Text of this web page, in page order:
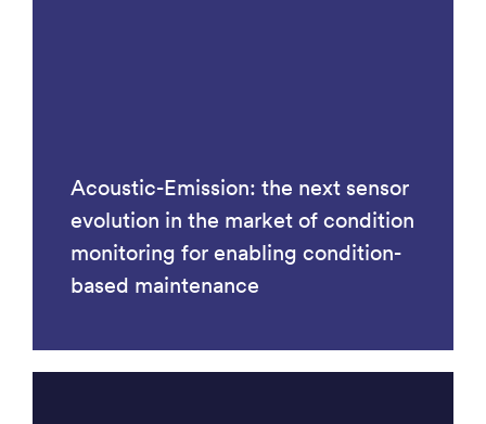
Acoustic-Emission: the next sensor
evolution in the market of condition
monitoring for enabling condition-
based maintenance